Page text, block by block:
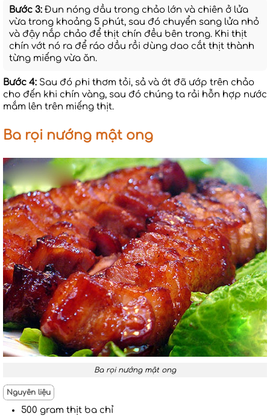
Bước 3: Đun nóng dầu trong chảo lớn và chiên ở lửa
vừa trong khoảng 5 phút, sau đó chuyển sang lửa nhỏ
và đậy nắp chảo để thịt chín đều bên trong. Khi thịt
chín vớt nó ra để ráo dầu rồi dùng dao cắt thịt thành
từng miếng vừa ăn.
Bước 4: Sau đó phi thơm tỏi, sả và ớt đã ướp trên chảo
cho đến khi chín vàng, sau đó chúng ta rải hỗn hợp nước
mắm lên trên miếng thịt.
Ba rọi nướng mật ong
Ba rọi nướng mật ong
Nguyên liệu
500 gram thịt ba chỉ